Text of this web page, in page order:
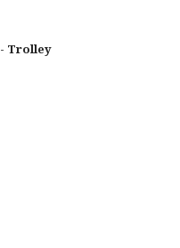
- Trolley